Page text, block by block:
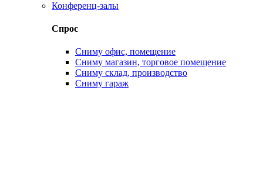
Конференц-залы
Спрос
Сниму офис, помещение
Сниму магазин, торговое помещение
Сниму склад, производство
Сниму гараж